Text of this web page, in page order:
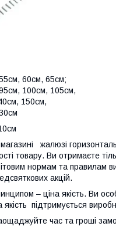
60см, 65см;
100см, 105см,
150см,
жалюзі
товару. Ви отримаєте
нормам та правилам
акцій.
– ціна якість. Ви
підтримується
час та гроші